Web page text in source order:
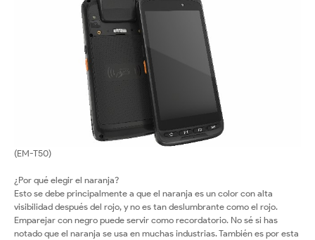
(EM-T50)
¿Por qué elegir el naranja?
Esto se debe principalmente a que el naranja es un color con alta
visibilidad después del rojo, y no es tan deslumbrante como el rojo.
Emparejar con negro puede servir como recordatorio. No sé si has
notado que el naranja se usa en muchas industrias. También es por esta